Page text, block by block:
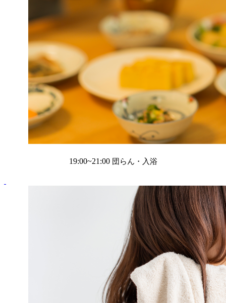
19:00~21:00 団らん・入浴